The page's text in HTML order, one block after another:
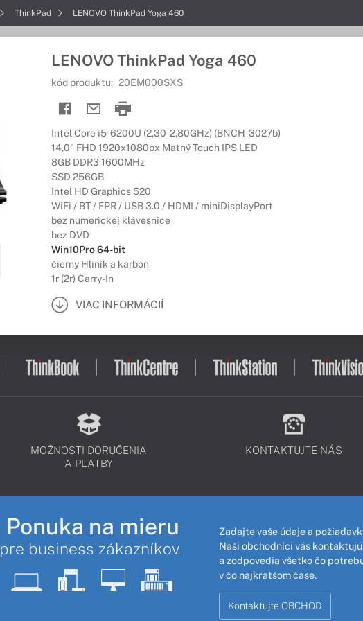
ThinkPad LENOVO ThinkPad Yoga 460
LENOVO ThinkPad Yoga 460
kód produktu: 20EM000SXS
Intel Core i5-6200U (2,30-2,80GHz) (BNCH-3027b)
14,0" FHD 1920x1080px Matný Touch IPS LED
8GB DDR3 1600MHz
SSD 256GB
Intel HD Graphics 520
WiFi / BT / FPR / USB 3.0 / HDMI / miniDisplayPort
bez numerickej klávesnice
bez DVD
Win10Pro 64-bit
čierny Hliník a karbón
1r (2r) Carry-In
VIAC INFORMÁCIÍ
MOŽNOSTI DORUČENIA
A PLATBY
KONTAKTUJTE NÁS
Ponuka na mieru
pre business zákazníkov
Zadajte vaše údaje a
Naši obchodníci vás
a zodpovedia všetko čo
v čo najkratšom čase.
Kontaktujte OBCHOD